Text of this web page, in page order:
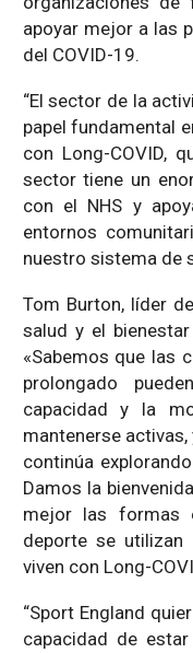
apoyar mejor a las
del COVID-19.
“El sector de la
papel fundamental
con Long-COVID,
sector tiene un
con el NHS y
entornos
nuestro sistema de
Tom Burton, líder
salud y el
«Sabemos que las
prolongado
capacidad y la
mantenerse
continúa
Damos la
mejor las formas
deporte se utilizan
viven con Long-
“Sport England
capacidad de